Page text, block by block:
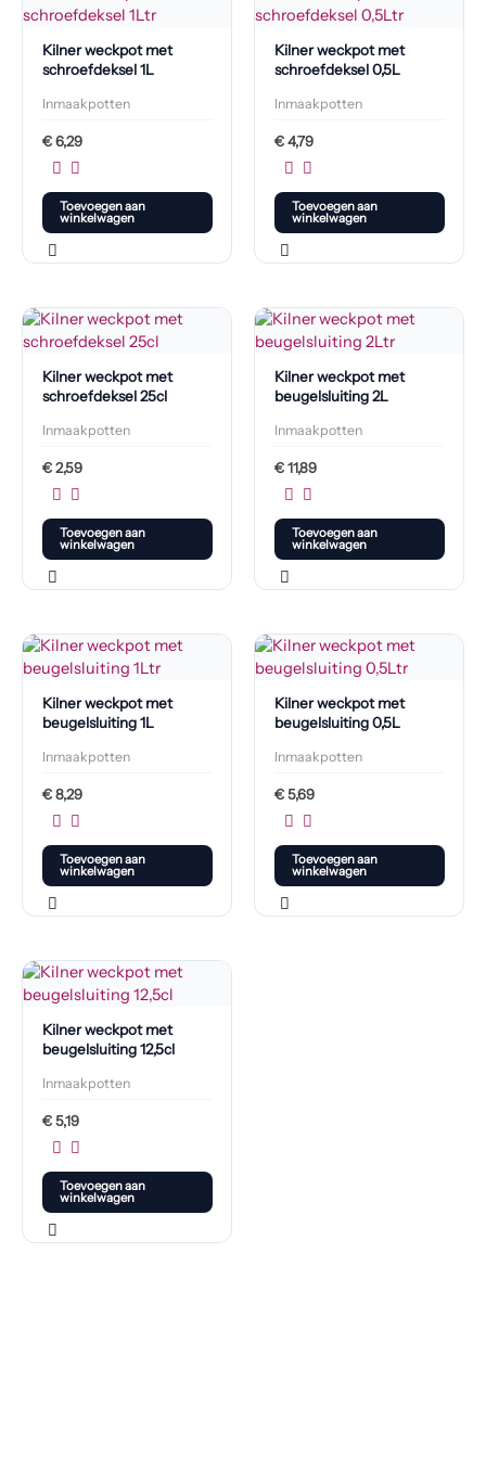
Kilner weckpot met
schroefdeksel 1L
Inmaakpotten
€6,29
Toevoegen aan
winkelwagen
Kilner weckpot met
schroefdeksel 0,5L
Inmaakpotten
€4,79
Toevoegen aan
winkelwagen
Kilner weckpot met
schroefdeksel 25cl
Inmaakpotten
€2,59
Toevoegen aan
winkelwagen
Kilner weckpot met
beugelsluiting 2L
Inmaakpotten
€11,89
Toevoegen aan
winkelwagen
Kilner weckpot met
beugelsluiting 1L
Inmaakpotten
€8,29
Toevoegen aan
winkelwagen
Kilner weckpot met
beugelsluiting 0,5L
Inmaakpotten
€5,69
Toevoegen aan
winkelwagen
Kilner weckpot met
beugelsluiting 12,5cl
Inmaakpotten
€5,19
Toevoegen aan
winkelwagen